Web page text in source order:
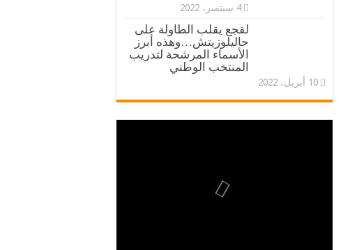
4 سبتمبر، 2022
لقجع يقلب الطاولة على
حاليلوزيتش…وهذه أبرز
الأسماء المرشحة لتدريب
المنتخب الوطني
10 أبريل، 2022